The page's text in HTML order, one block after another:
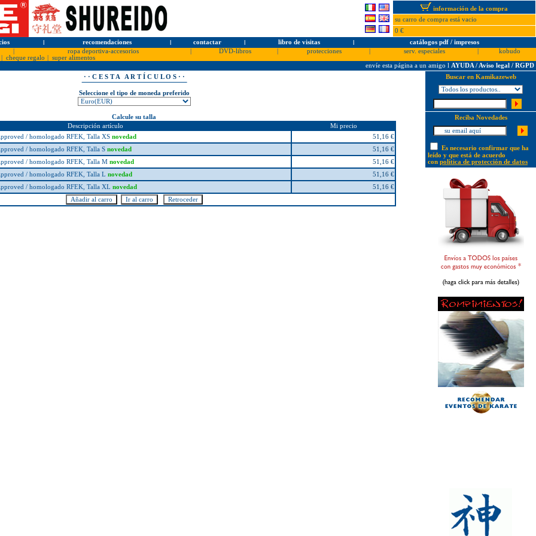
información de la compra
su carro de compra está vacio
0 €
l recomendaciones l contactar l libro de visitas l
catálogos pdf / impresos
ropa deportiva-accesorios DVD-libros protecciones serv. especiales
kobudo
cheque regalo
super alimentos
envíe esta página a un amigo l AYUDA / Aviso legal / RGPD
· · C E S T A A R T Í C U L O S · ·
Seleccione el tipo de moneda preferido
Calcule su talla
Descripción artículo
Mi precio
/ homologado RFEK, Talla XS novedad
51,16 €
/ homologado RFEK, Talla S novedad
51,16 €
/ homologado RFEK, Talla M novedad
51,16 €
/ homologado RFEK, Talla L novedad
51,16 €
/ homologado RFEK, Talla XL novedad 51,16 €
Buscar en Kamikazeweb
Reciba Novedades
Es necesario confirmar que ha
leído y que está de acuerdo
con política de protección de datos